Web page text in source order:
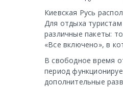
Киевская Русь
Для отдыха
различные пакеты:
«Все включено», в
В свободное время
период
дополнительные